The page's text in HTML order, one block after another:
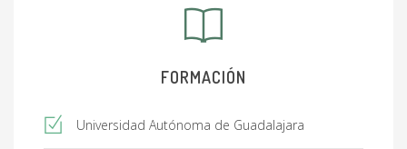
FORMACIÓN
Universidad Autónoma de Guadalajara